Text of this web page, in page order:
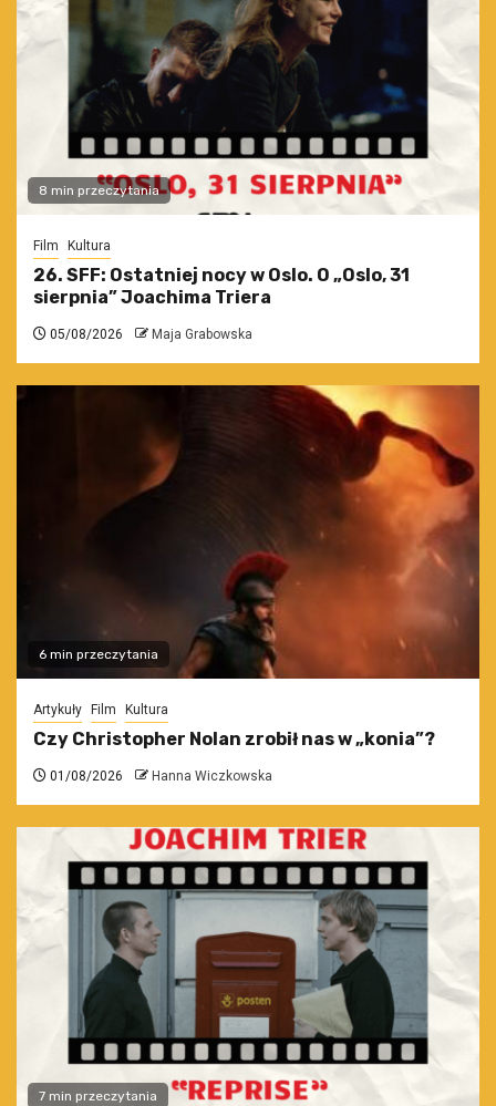
8 min przeczytania
Film Kultura
26. SFF: Ostatniej nocy w Oslo. O „Oslo, 31
sierpnia” Joachima Triera
05/08/2026 Maja Grabowska
6 min przeczytania
Artykuły Film Kultura
Czy Christopher Nolan zrobił nas w „konia”?
01/08/2026 Hanna Wiczkowska
7 min przeczytania